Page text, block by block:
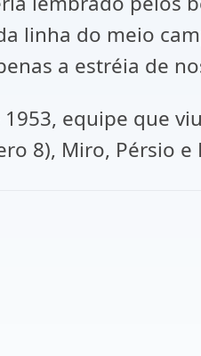
linha do meio
a estréia de
equipe que
8), Miro, Pérsio e